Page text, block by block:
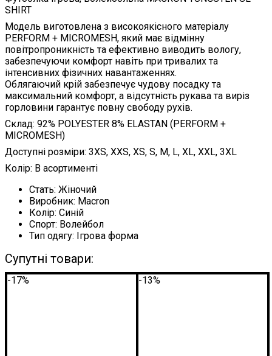
SHIRT
Модель виготовлена з високоякісного матеріалу
PERFORM + MICROMESH, який має відмінну
повітропроникність та ефективно виводить вологу,
забезпечуючи комфорт навіть при тривалих та
інтенсивних фізичних навантаженнях.
Облягаючий крій забезпечує чудову посадку та
максимальний комфорт, а відсутність рукава та виріз
горловини гарантує повну свободу рухів.
Склад: 92% POLYESTER 8% ELASTAN (PERFORM +
MICROMESH)
Доступні розміри: 3XS, XXS, XS, S, M, L, XL, XXL, 3XL
Колір: В асортименті
Стать: Жіночий
Виробник: Macron
Колір: Синій
Спорт: Волейбол
Тип одягу: Ігрова форма
Супутні товари:
-17% -13%